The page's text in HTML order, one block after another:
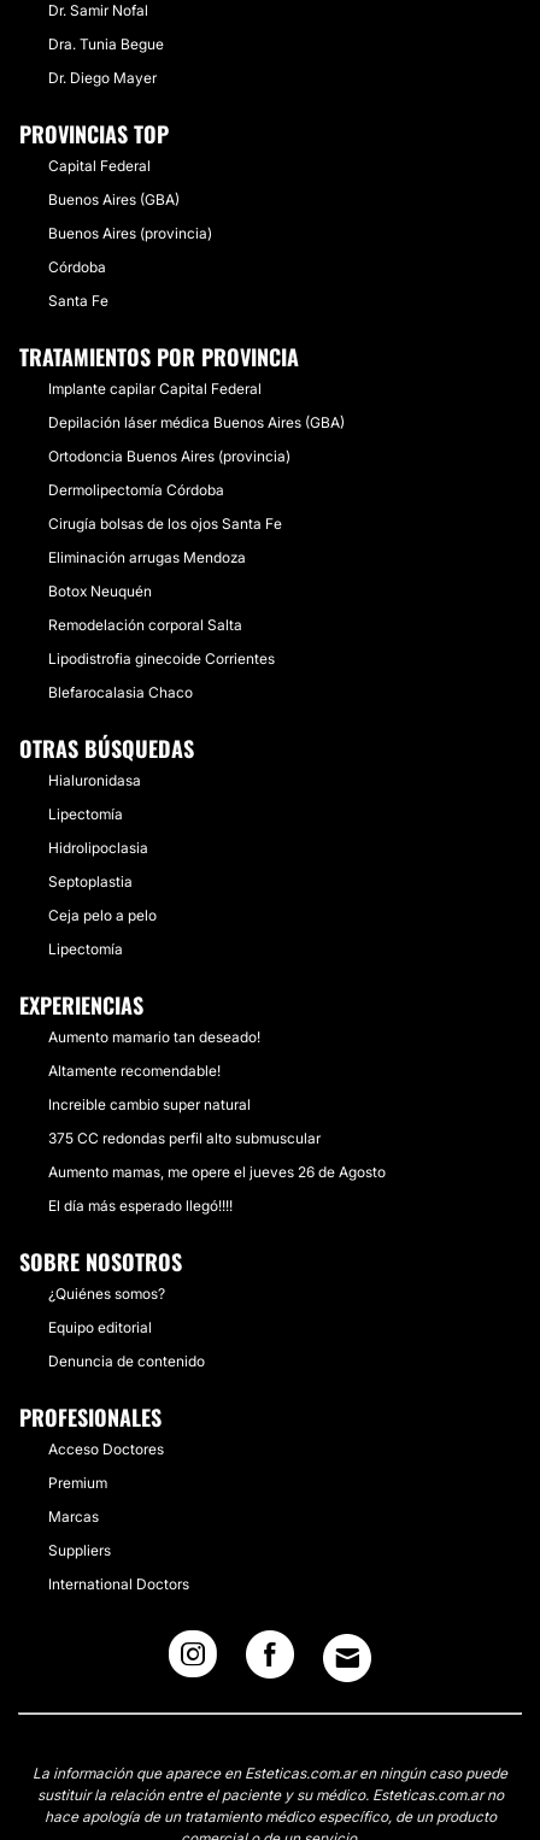
Dr. Samir Nofal
Dra. Tunia Begue
Dr. Diego Mayer
PROVINCIAS TOP
Capital Federal
Buenos Aires (GBA)
Buenos Aires (provincia)
Córdoba
Santa Fe
TRATAMIENTOS POR PROVINCIA
Implante capilar Capital Federal
Depilación láser médica Buenos Aires (GBA)
Ortodoncia Buenos Aires (provincia)
Dermolipectomía Córdoba
Cirugía bolsas de los ojos Santa Fe
Eliminación arrugas Mendoza
Botox Neuquén
Remodelación corporal Salta
Lipodistrofia ginecoide Corrientes
Blefarocalasia Chaco
OTRAS BÚSQUEDAS
Hialuronidasa
Lipectomía
Hidrolipoclasia
Septoplastia
Ceja pelo a pelo
Lipectomía
EXPERIENCIAS
Aumento mamario tan deseado!
Altamente recomendable!
Increible cambio super natural
375 CC redondas perfil alto submuscular
Aumento mamas, me opere el jueves 26 de Agosto
El día más esperado llegó!!!!
SOBRE NOSOTROS
¿Quiénes somos?
Equipo editorial
Denuncia de contenido
PROFESIONALES
Acceso Doctores
Premium
Marcas
Suppliers
International Doctors
La información que aparece en Esteticas.com.ar en ningún caso puede
sustituir la relación entre el paciente y su médico. Esteticas.com.ar no
hace apología de un tratamiento médico específico, de un producto